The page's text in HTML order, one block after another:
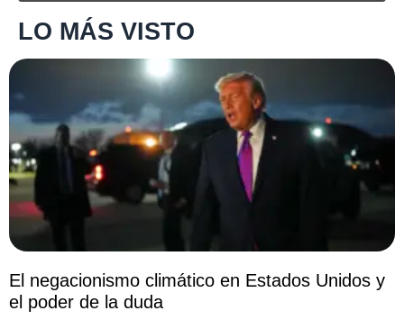
LO MÁS VISTO
El negacionismo climático en Estados Unidos y
el poder de la duda